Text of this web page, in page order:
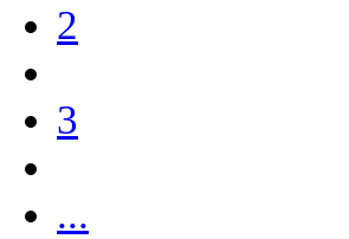
2
3
...